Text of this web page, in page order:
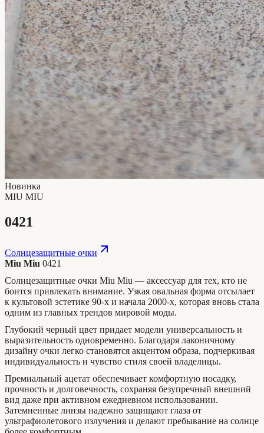
Новинка
MIU MIU
0421
Солнцезащитные очки
Miu Miu 0421
Солнцезащитные очки Miu Miu — аксессуар для тех, кто не
боится привлекать внимание. Узкая овальная форма отсылает
к культовой эстетике 90-х и начала 2000-х, которая вновь стала
одним из главных трендов мировой моды.
Глубокий черный цвет придает модели универсальность и
выразительность одновременно. Благодаря лаконичному
дизайну очки легко становятся акцентом образа, подчеркивая
индивидуальность и чувство стиля своей владелицы.
Премиальный ацетат обеспечивает комфортную посадку,
прочность и долговечность, сохраняя безупречный внешний
вид даже при активном ежедневном использовании.
Затемненные линзы надежно защищают глаза от
ультрафиолетового излучения и делают пребывание на солнце